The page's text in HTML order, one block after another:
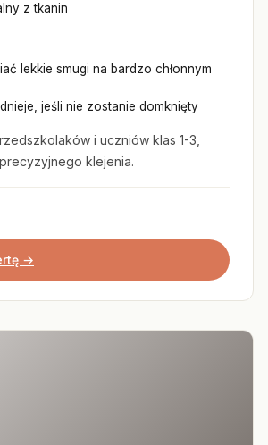
z tkanin
lekkie smugi na bardzo chłonnym
jeśli nie zostanie domknięty
i uczniów klas 1-3,
klejenia.
→